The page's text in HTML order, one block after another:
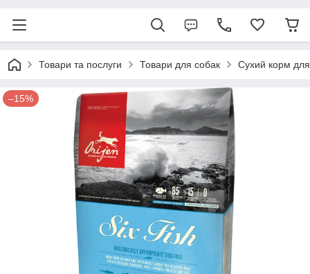
Товари та послуги Товари для собак Сухий корм
–15%